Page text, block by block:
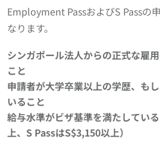
Employment PassおよびS Passの
なります。
シンガポール法人からの正式な雇
こと
申請者が大学卒業以上の学歴、も
いること
給与水準がビザ基準を満たしてい
上、S PassはS$3,150以上）